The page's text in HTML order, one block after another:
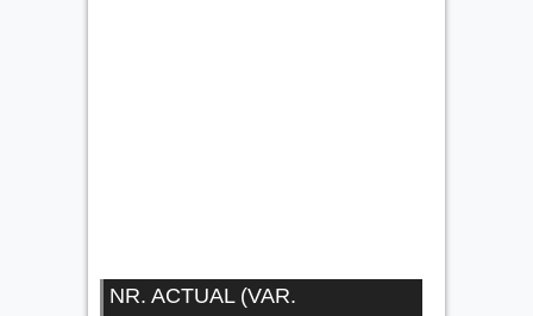
NR. ACTUAL (VAR.